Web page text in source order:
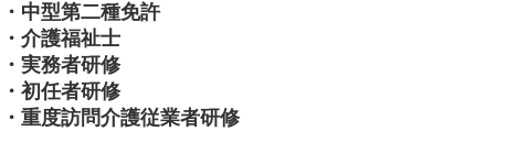
・中型第二種免許
・介護福祉士
・実務者研修
・初任者研修
・重度訪問介護従業者研修